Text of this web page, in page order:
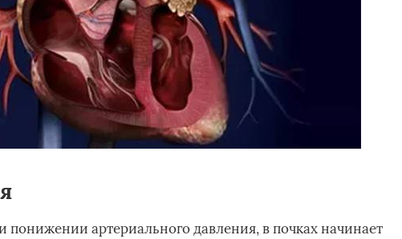
артериального давления, в почках начинает